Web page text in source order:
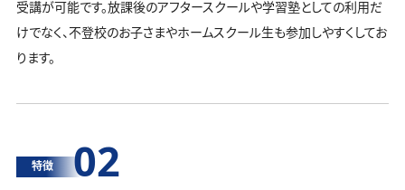
受講が可能です。放課後のアフタースクールや学習塾としての利用だ
けでなく、不登校のお子さまやホームスクール生も参加しやすくしてお
ります。
特徴 02